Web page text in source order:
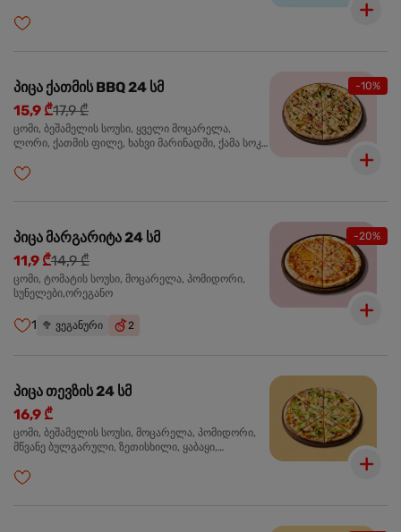
-10%
პიცა ქათმის BBQ 24 სმ
15,9 ₾17,9 ₾
ცომი, ბეშამელის სოუსი, ყველი მოცარელა,
ლორი, ქათმის ფილე, ხახვი მარინადში, ქამა სოკო
-20%
პიცა მარგარიტა 24 სმ
11,9 ₾14,9 ₾
ცომი, ტომატის სოუსი, მოცარელა, პომიდორი,
სუნელები,ორეგანო
1 🥦 ვეგანური 2
პიცა თევზის 24 სმ
16,9 ₾
ცომი, ბეშამელის სოუსი, მოცარელა, პომიდორი,
მწვანე ბულგარული, ზეთისხილი, ყაბაყი,
ორეგანო